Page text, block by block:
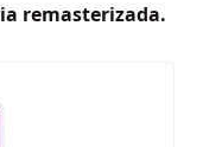
remasterizada.